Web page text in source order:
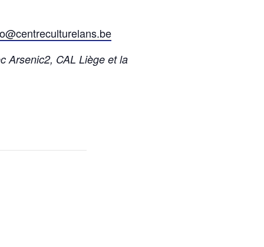
Arsenic2, CAL Liège et la